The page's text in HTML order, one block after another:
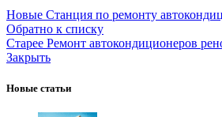
Новые Станция по ремонту
Обратно к списку
Старее Ремонт автокондиционеров
Закрыть
Новые статьи